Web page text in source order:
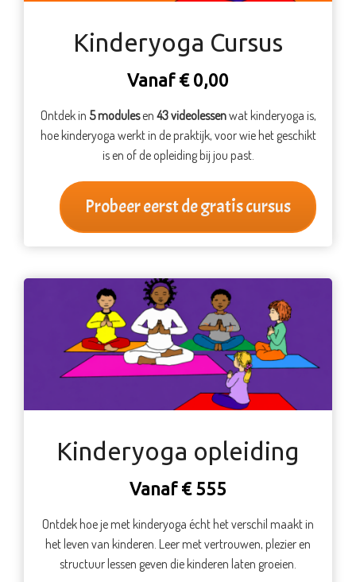
Kinderyoga Cursus
Vanaf € 0,00
Ontdek in 5 modulesen 43 videolessenwat kinderyoga is,
hoe kinderyoga werkt in de praktijk, voor wie het geschikt
is en of de opleiding bij jou past.
Probeer eerst de gratis cursus
Kinderyoga opleiding
Vanaf € 555
Ontdek hoe je met kinderyoga écht het verschil maakt in
het leven van kinderen. Leer met vertrouwen, plezier en
structuur lessen geven die kinderen laten groeien.